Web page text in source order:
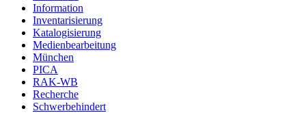
Information
Inventarisierung
Katalogisierung
Medienbearbeitung
München
PICA
RAK-WB
Recherche
Schwerbehindert